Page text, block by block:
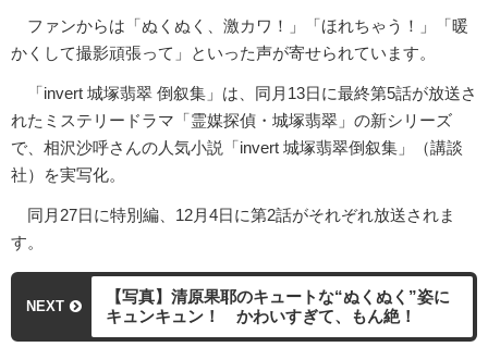
ファンからは「ぬくぬく、激カワ！」「ほれちゃう！」「暖
かくして撮影頑張って」といった声が寄せられています。
「invert 城塚翡翠 倒叙集」は、同月13日に最終第5話が放送さ
れたミステリードラマ「霊媒探偵・城塚翡翠」の新シリーズ
で、相沢沙呼さんの人気小説「invert 城塚翡翠倒叙集」（講談
社）を実写化。
同月27日に特別編、12月4日に第2話がそれぞれ放送されま
す。
NEXT
【写真】清原果耶のキュートな“ぬくぬく”姿に
キュンキュン！ かわいすぎて、もん絶！